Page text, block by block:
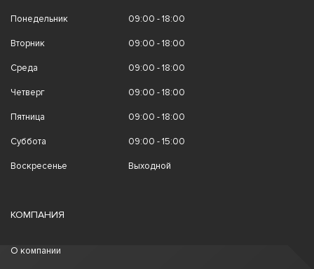
Понедельник 09:00 - 18:00
Вторник 09:00 - 18:00
Среда 09:00 - 18:00
Четверг 09:00 - 18:00
Пятница 09:00 - 18:00
Суббота 09:00 - 15:00
Воскресенье Выходной
КОМПАНИЯ
О компании